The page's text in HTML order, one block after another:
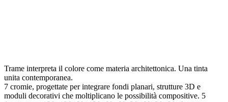
Trame interpreta il colore come materia architettonica. Una tinta
unita contemporanea.
7 cromie, progettate per integrare fondi planari, strutture 3D e
moduli decorativi che moltiplicano le possibilità compositive. 5